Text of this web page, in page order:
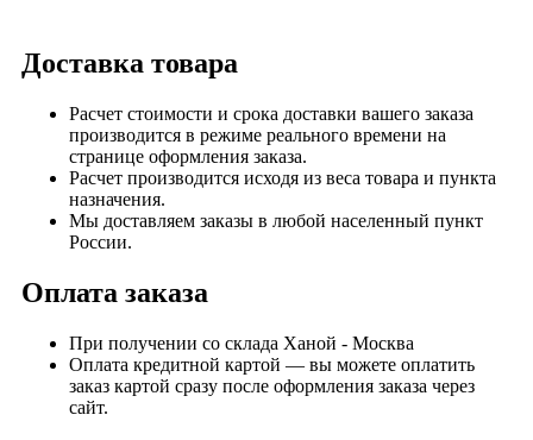
Доставка товара
Расчет стоимости и срока доставки вашего заказа
производится в режиме реального времени на
странице оформления заказа.
Расчет производится исходя из веса товара и пункта
назначения.
Мы доставляем заказы в любой населенный пункт
России.
Оплата заказа
При получении со склада Ханой - Москва
Оплата кредитной картой — вы можете оплатить
заказ картой сразу после оформления заказа через
сайт.